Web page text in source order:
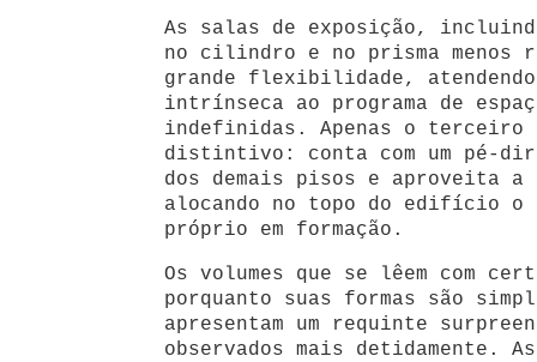
As salas de exposição,
no cilindro e no prisma menos
grande flexibilidade,
intrínseca ao programa de
indefinidas. Apenas o terceiro
distintivo: conta com um pé-
dos demais pisos e aproveita
alocando no topo do edifício o
próprio em formação.
Os volumes que se lêem com
porquanto suas formas são
apresentam um requinte
observados mais detidamente.